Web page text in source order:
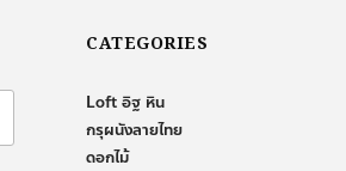
CATEGORIES
Loft อิฐ หิน
กรุผนังลายไทย
ดอกไม้